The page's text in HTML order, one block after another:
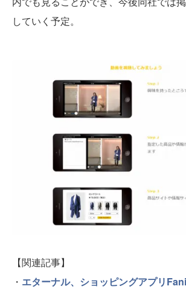
していく予定。
【関連記事】
・ エターナル、ショッピングアプリ